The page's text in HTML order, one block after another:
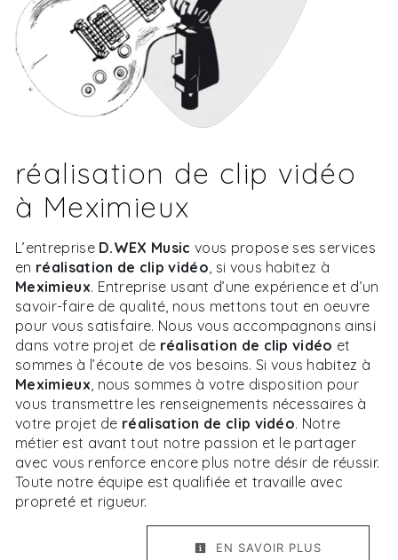
réalisation de clip vidéo
à Meximieux
L’entreprise D.WEX Music vous propose ses services
en réalisation de clip vidéo, si vous habitez à
Meximieux. Entreprise usant d’une expérience et d’un
savoir-faire de qualité, nous mettons tout en oeuvre
pour vous satisfaire. Nous vous accompagnons ainsi
dans votre projet de réalisation de clip vidéo et
sommes à l’écoute de vos besoins. Si vous habitez à
Meximieux, nous sommes à votre disposition pour
vous transmettre les renseignements nécessaires à
votre projet de réalisation de clip vidéo. Notre
métier est avant tout notre passion et le partager
avec vous renforce encore plus notre désir de réussir.
Toute notre équipe est qualifiée et travaille avec
propreté et rigueur.
EN SAVOIR PLUS